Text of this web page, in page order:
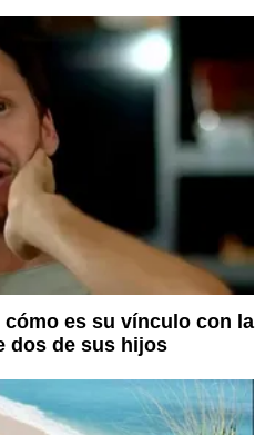
es su vínculo con la
dos de sus hijos